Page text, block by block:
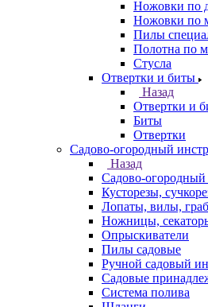
Ножовки по
Ножовки по
Пилы
Полотна по
Стусла
Отвертки и биты
Назад
Отвертки и
Биты
Отвертки
Садово-огородный
Назад
Садово-огородный
Кусторезы,
Лопаты, вилы,
Ножницы,
Опрыскиватели
Пилы садовые
Ручной садовый
Садовые
Система полива